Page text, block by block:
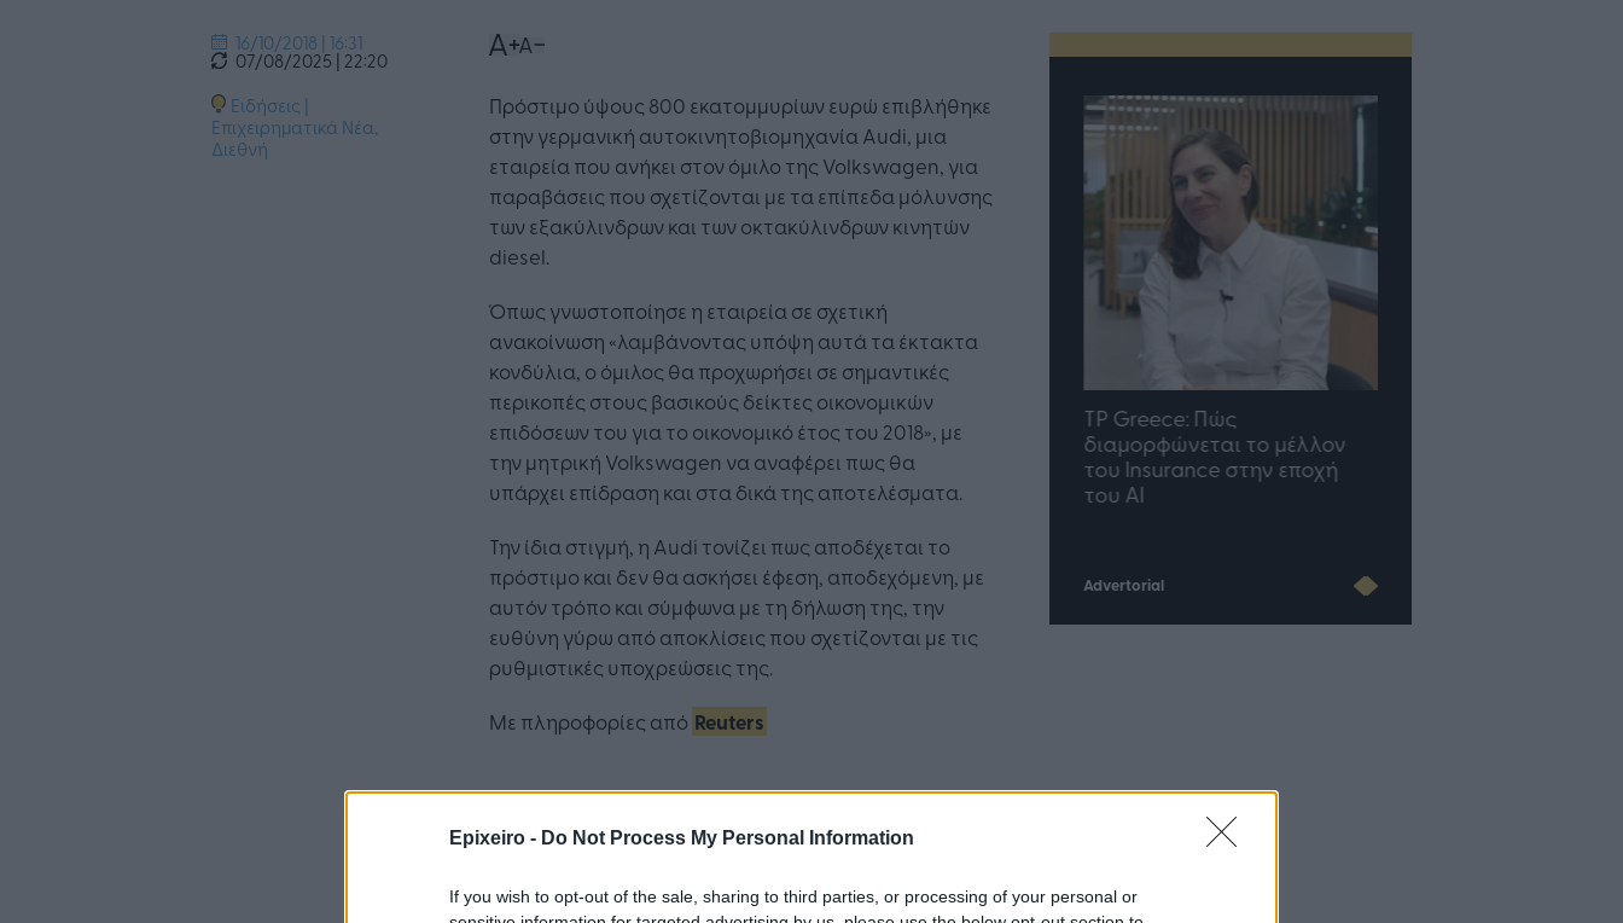
Epixeiro - Do Not Process My Personal Information
If you wish to opt-out of the sale, sharing to third parties, or processing of your personal or
16/10/2018 | 16:31
07/08/2025 | 22:20
Ειδήσεις |
Επιχειρηματικά Νέα,
Διεθνή
Πρόστιμο ύψους 800 εκατομμυρίων ευρώ επιβλήθηκε
στην γερμανική αυτοκινητοβιομηχανία Audi, μια
εταιρεία που ανήκει στον όμιλο της Volkswagen, για
παραβάσεις που σχετίζονται με τα επίπεδα μόλυνσης
των εξακύλινδρων και των οκτακύλινδρων κινητών
diesel.
Όπως γνωστοποίησε η εταιρεία σε σχετική
ανακοίνωση «λαμβάνοντας υπόψη αυτά τα έκτακτα
κονδύλια, ο όμιλος θα προχωρήσει σε σημαντικές
περικοπές στους βασικούς δείκτες οικονομικών
επιδόσεων του για το οικονομικό έτος του 2018», με
την μητρική Volkswagen να αναφέρει πως θα
υπάρχει επίδραση και στα δικά της αποτελέσματα.
Την ίδια στιγμή, η Audi τονίζει πως αποδέχεται το
πρόστιμο και δεν θα ασκήσει έφεση, αποδεχόμενη, με
αυτόν τρόπο και σύμφωνα με τη δήλωση της, την
ευθύνη γύρω από αποκλίσεις που σχετίζονται με τις
ρυθμιστικές υποχρεώσεις της.
Με πληροφορίες από Reuters
Ακολουθήστε το στο
όλα τα επιχειρηματικά νέα
Η Τεχνητή Νοημοσύνη: το νέο
λειτουργικό σύστημα της
επιχείρησης
Οι προσλήψεις αλλάζουν: To
Jobfind.gr ως στρατηγικός
«σύμμαχος» για κάθε
επιχείρηση και εργαζόμενο
TP Greece: Πώς
διαμορφώνεται το μέλλον
του Insurance στην εποχή
του AI
Advertorial